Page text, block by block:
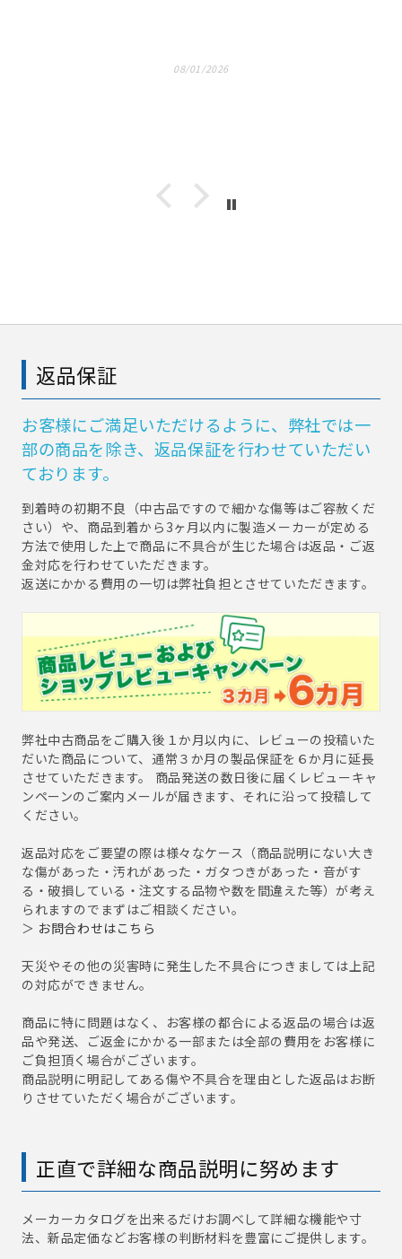
08/01/2026
返品保証
お客様にご満足いただけるように、弊社では一
部の商品を除き、返品保証を行わせていただい
ております。
到着時の初期不良（中古品ですので細かな傷等はご容赦くだ
さい）や、商品到着から3ヶ月以内に製造メーカーが定める
方法で使用した上で商品に不具合が生じた場合は返品・ご返
金対応を行わせていただきます。
返送にかかる費用の一切は弊社負担とさせていただきます。
弊社中古商品をご購入後１か月以内に、レビューの投稿いた
だいた商品について、通常３か月の製品保証を６か月に延長
させていただきます。 商品発送の数日後に届くレビューキャ
ンペーンのご案内メールが届きます、それに沿って投稿して
ください。
返品対応をご要望の際は様々なケース（商品説明にない大き
な傷があった・汚れがあった・ガタつきがあった・音がす
る・破損している・注文する品物や数を間違えた等）が考え
られますのでまずはご相談ください。
＞ お問合わせはこちら
天災やその他の災害時に発生した不具合につきましては上記
の対応ができません。
商品に特に問題はなく、お客様の都合による返品の場合は返
品や発送、ご返金にかかる一部または全部の費用をお客様に
ご負担頂く場合がございます。
商品説明に明記してある傷や不具合を理由とした返品はお断
りさせていただく場合がございます。
正直で詳細な商品説明に努めます
メーカーカタログを出来るだけお調べして詳細な機能や寸
法、新品定価などお客様の判断材料を豊富にご提供します。